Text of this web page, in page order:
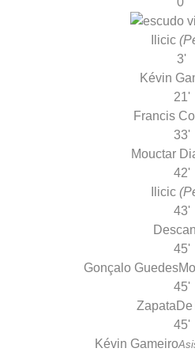
Ilicic
3'
Kévin
21'
Francis
33'
Mouctar
42'
Ilicic
43'
45'
Gonçalo Guedes
45'
Zapata
45'
Kévin Gameiro